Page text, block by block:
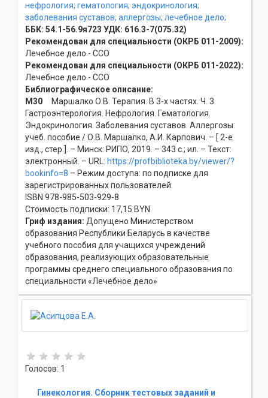
нефрология; гематология; эндокринология;
заболевания суставов; аллергозы; лечебное дело;
ББК: 54.1-56.9я723 УДК: 616.3-7(075.32)
Рекомендован для специальности (ОКРБ 011-2009):
Лечебное дело - ССO
Рекомендован для специальности (ОКРБ 011-2022):
Лечебное дело - ССO
Библиографическое описание:
М30 Маршалко О.В. Терапия. В 3-х частях. Ч. 3.
Гастроэнтерология. Нефрология. Гематология.
Эндокринология. Заболевания суставов. Аллергозы:
учеб. пособие / О.В. Маршалко, А.И. Карпович. – [ 2-е
изд., стер.]. – Минск: РИПО, 2019. – 343 с.; ил. – Текст:
электронный. – URL: https://profbiblioteka.by/viewer/?
bookinfo=8 – Режим доступа: по подписке для
зарегистрированных пользователей.
ISBN 978-985-503-929-8
Стоимость подписки: 17,15 BYN
Гриф издания: Допущено Министерством
образования Республики Беларусь в качестве
учебного пособия для учащихся учреждений
образования, реализующих образовательные
программы среднего специального образования по
специальности «Лечебное дело»
Голосов: 1
Гинекология. Сборник тестовых заданий и